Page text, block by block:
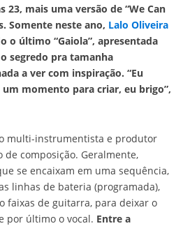
mais uma versão de “We Can
Somente neste ano, Lalo Oliveira
o último “Gaiola”, apresentada
segredo pra tamanha
a ver com inspiração. “Eu
momento para criar, eu brigo”,
multi-instrumentista e produtor
composição. Geralmente,
se encaixam em uma sequência,
linhas de bateria (programada),
faixas de guitarra, para deixar o
por último o vocal. Entre a